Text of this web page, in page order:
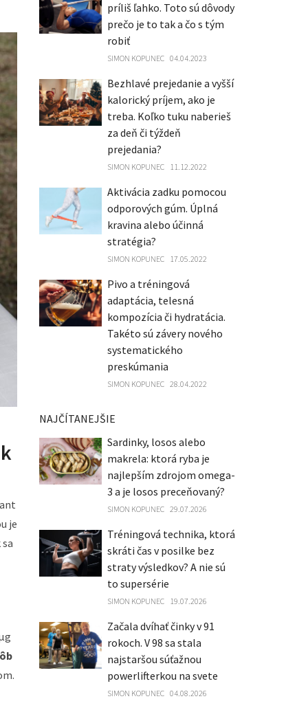
je
príliš ľahko. Toto sú dôvody
prečo je to tak a čo s tým
robiť
SIMON KOPUNEC 04.04.2023
Bezhlavé prejedanie a vyšší
kalorický príjem, ako je
treba. Koľko tuku naberieš
za deň či týždeň
prejedania?
SIMON KOPUNEC 11.12.2022
Aktivácia zadku pomocou
odporových gúm. Úplná
kravina alebo účinná
stratégia?
SIMON KOPUNEC 17.05.2022
Pivo a tréningová
adaptácia, telesná
kompozícia či hydratácia.
Takéto sú závery nového
systematického
preskúmania
SIMON KOPUNEC 28.04.2022
NAJČÍTANEJŠIE
Sardinky, losos alebo
makrela: ktorá ryba je
najlepším zdrojom omega-
3 a je losos preceňovaný?
SIMON KOPUNEC 29.07.2026
Tréningová technika, ktorá
skráti čas v posilke bez
straty výsledkov? A nie sú
to supersérie
SIMON KOPUNEC 19.07.2026
Začala dvíhať činky v 91
rokoch. V 98 sa stala
najstaršou súťažnou
powerlifterkou na svete
SIMON KOPUNEC 04.08.2026